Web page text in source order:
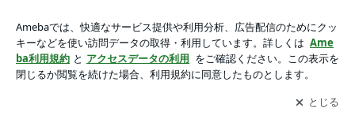
アプリをダウンロードして ブログの更新通知
を受け取りまし
ょう。
開く